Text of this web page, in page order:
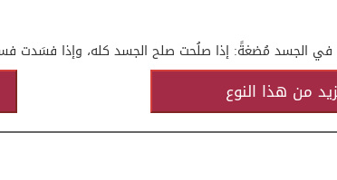
الجسد مُضغةً: إذا صلُحت صلح الجسد كله، وإذا فسَدت فسد
من هذا النوع